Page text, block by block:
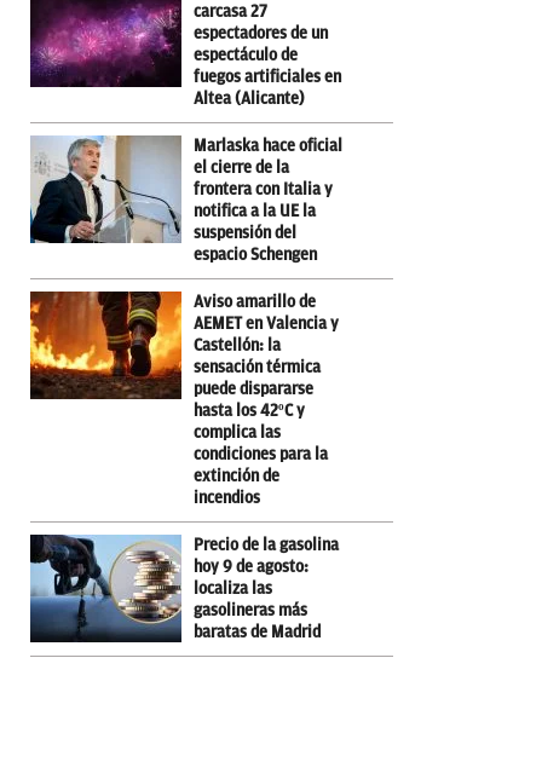
carcasa 27
espectadores de un
espectáculo de
fuegos artificiales en
Altea (Alicante)
Marlaska hace oficial
el cierre de la
frontera con Italia y
notifica a la UE la
suspensión del
espacio Schengen
Aviso amarillo de
AEMET en Valencia y
Castellón: la
sensación térmica
puede dispararse
hasta los 42ºC y
complica las
condiciones para la
extinción de
incendios
Precio de la gasolina
hoy 9 de agosto:
localiza las
gasolineras más
baratas de Madrid